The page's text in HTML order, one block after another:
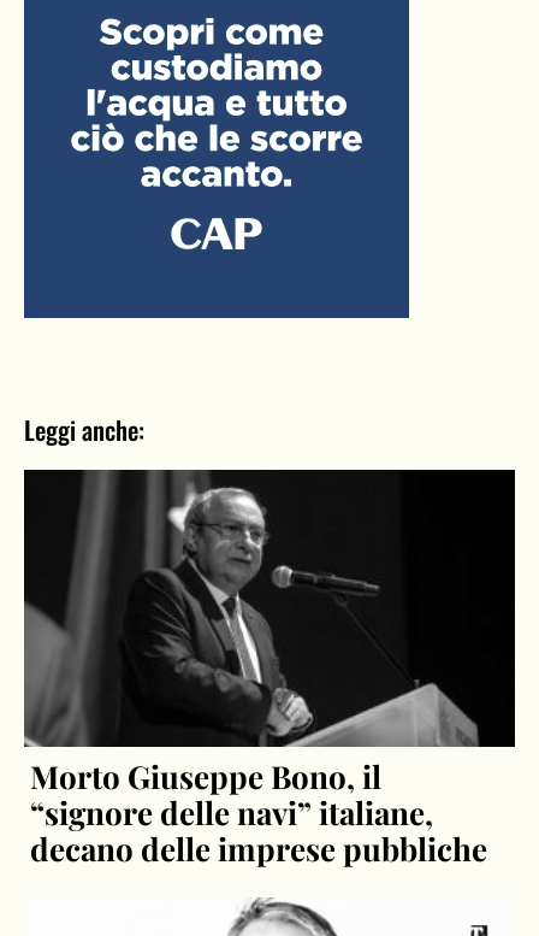
Leggi anche:
Morto Giuseppe Bono, il
“signore delle navi” italiane,
decano delle imprese pubbliche